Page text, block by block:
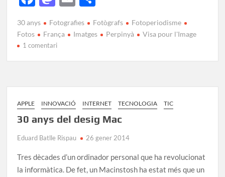
e
b
o
to
d
o
ail m
ar
30 anys Fotografies Fotògrafs
Fotoperiodisme
Fotos
França Imatges Perpinyà Visa pour l'Image
1 comentari
APPLE INNOVACIÓ INTERNET TECNOLOGIA TIC
30 anys del desig Mac
Eduard Batlle Rispau 26 gener 2014
Tres dècades d’un ordinador personal que ha revolucionat
la informàtica. De fet, un Macinstosh ha estat més que un